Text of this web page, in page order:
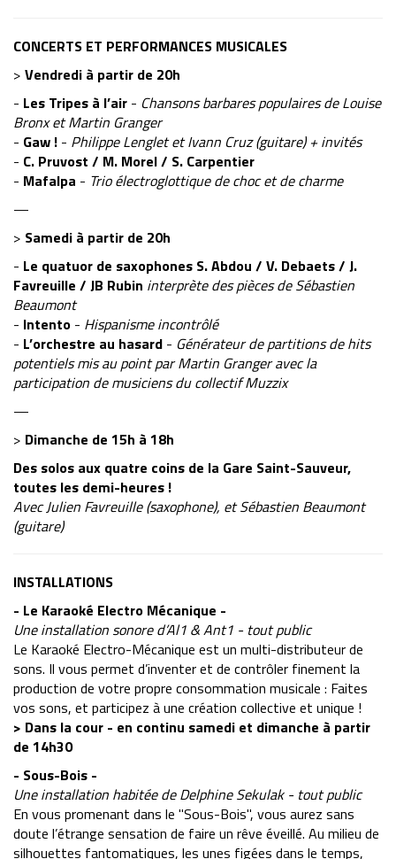
CONCERTS ET PERFORMANCES MUSICALES
> Vendredi à partir de 20h
- Les Tripes à l’air - Chansons barbares populaires de Louise
Bronx et Martin Granger
- Gaw ! - Philippe Lenglet et Ivann Cruz (guitare) + invités
- C. Pruvost / M. Morel / S. Carpentier
- Mafalpa - Trio électroglottique de choc et de charme
—
> Samedi à partir de 20h
- Le quatuor de saxophones S. Abdou / V. Debaets / J.
Favreuille / JB Rubin interprète des pièces de Sébastien
Beaumont
- Intento - Hispanisme incontrôlé
- L’orchestre au hasard - Générateur de partitions de hits
potentiels mis au point par Martin Granger avec la
participation de musiciens du collectif Muzzix
—
> Dimanche de 15h à 18h
Des solos aux quatre coins de la Gare Saint-Sauveur,
toutes les demi-heures !
Avec Julien Favreuille (saxophone), et Sébastien Beaumont
(guitare)
INSTALLATIONS
- Le Karaoké Electro Mécanique -
Une installation sonore d’Al1 & Ant1 - tout public
Le Karaoké Electro-Mécanique est un multi-distributeur de
sons. Il vous permet d’inventer et de contrôler finement la
production de votre propre consommation musicale : Faites
vos sons, et participez à une création collective et unique !
> Dans la cour - en continu samedi et dimanche à partir
de 14h30
- Sous-Bois -
Une installation habitée de Delphine Sekulak - tout public
En vous promenant dans le "Sous-Bois", vous aurez sans
doute l’étrange sensation de faire un rêve éveillé. Au milieu de
silhouettes fantomatiques, les unes figées dans le temps,